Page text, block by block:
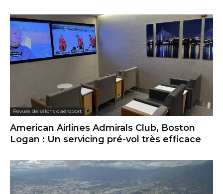
Revues de salons d'aéroport
American Airlines Admirals Club, Boston
Logan : Un servicing pré-vol très efficace